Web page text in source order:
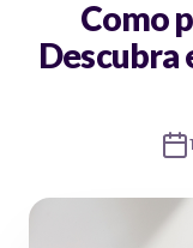
Como
Descubra